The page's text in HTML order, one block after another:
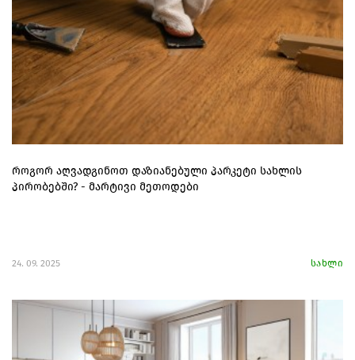
როგორ აღვადგინოთ დაზიანებული პარკეტი სახლის
პირობებში? - მარტივი მეთოდები
24. 09. 2025 სახლი